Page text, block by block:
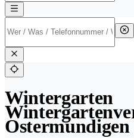
Wintergarten
Ostermundigen